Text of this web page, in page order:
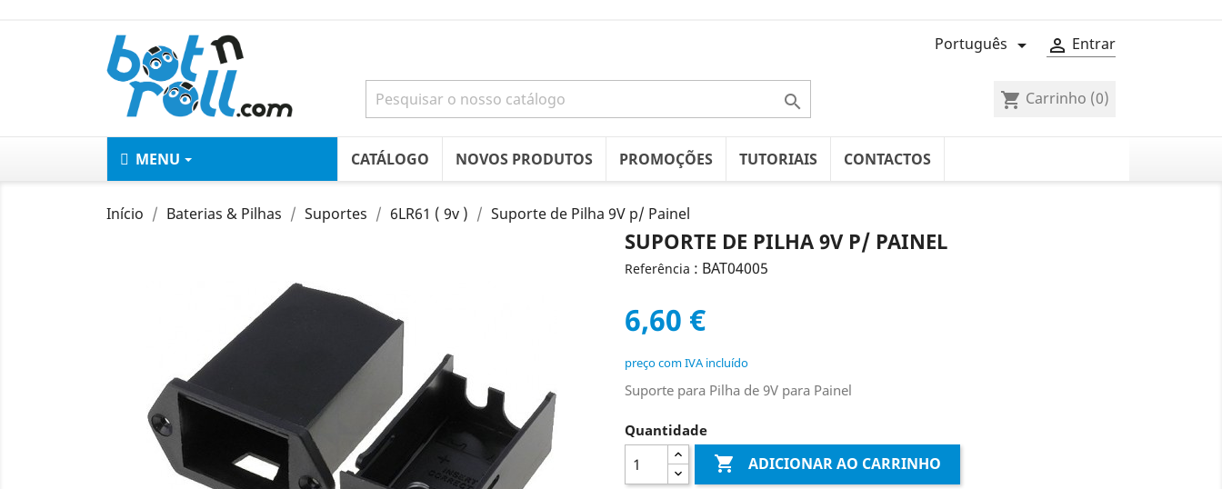
 Entrar
Português 
 shopping_cart Carrinho (0)
MENU CATÁLOGO NOVOS PRODUTOS PROMOÇÕES TUTORIAIS CONTACTOS
Início Baterias & Pilhas Suportes 6LR61 ( 9v ) Suporte de Pilha 9V p/ Painel
SUPORTE DE PILHA 9V P/ PAINEL
Referência : BAT04005
6,60 €
preço com IVA incluído
Suporte para Pilha de 9V para Painel
Quantidade
 ADICIONAR AO CARRINHO